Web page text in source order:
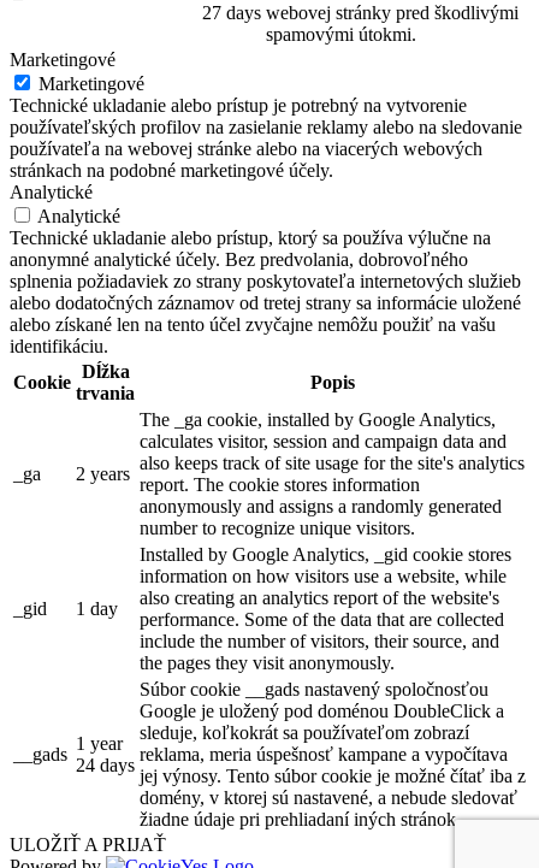
27 days webovej stránky pred škodlivými
spamovými útokmi.
Marketingové
Marketingové
Technické ukladanie alebo prístup je potrebný na vytvorenie
používateľských profilov na zasielanie reklamy alebo na sledovanie
používateľa na webovej stránke alebo na viacerých webových
stránkach na podobné marketingové účely.
Analytické
Analytické
Technické ukladanie alebo prístup, ktorý sa používa výlučne na
anonymné analytické účely. Bez predvolania, dobrovoľného
splnenia požiadaviek zo strany poskytovateľa internetových služieb
alebo dodatočných záznamov od tretej strany sa informácie uložené
alebo získané len na tento účel zvyčajne nemôžu použiť na vašu
identifikáciu.
Cookie
Dĺžka
trvania
Popis
_ga 2 years
The _ga cookie, installed by Google Analytics,
calculates visitor, session and campaign data and
also keeps track of site usage for the site's analytics
report. The cookie stores information
anonymously and assigns a randomly generated
number to recognize unique visitors.
_gid 1 day
Installed by Google Analytics, _gid cookie stores
information on how visitors use a website, while
also creating an analytics report of the website's
performance. Some of the data that are collected
include the number of visitors, their source, and
the pages they visit anonymously.
__gads
1 year
24 days
Súbor cookie __gads nastavený spoločnosťou
Google je uložený pod doménou DoubleClick a
sleduje, koľkokrát sa používateľom zobrazí
reklama, meria úspešnosť kampane a vypočítava
jej výnosy. Tento súbor cookie je možné čítať iba z
domény, v ktorej sú nastavené, a nebude sledovať
žiadne údaje pri prehliadaní iných stránok.
ULOŽIŤ A PRIJAŤ